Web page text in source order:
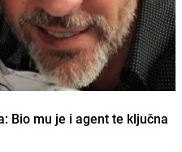
Bio mu je i agent te ključna